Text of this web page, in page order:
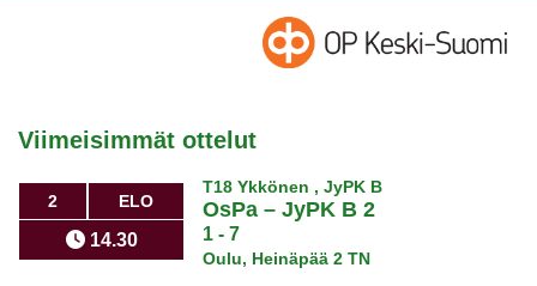
Viimeisimmät ottelut
2 ELO
14.30
T18 Ykkönen , JyPK B
OsPa –JyPK B 2
1 - 7
Oulu, Heinäpää 2 TN